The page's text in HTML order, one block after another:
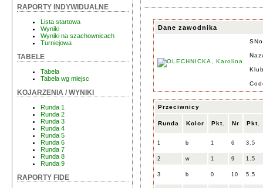
RAPORTY INDYWIDUALNE
Lista startowa
Wyniki
Wyniki na szachownicach
Turniejowa
TABELE
Tabela
Tabela wg miejsc
KOJARZENIA / WYNIKI
Runda 1
Runda 2
Runda 3
Runda 4
Runda 5
Runda 6
Runda 7
Runda 8
Runda 9
RAPORTY FIDE
Dane zawodnika
SNo
Przeciwnicy
Runda Kolor Pkt. Nr Pkt.
1 b 1 6 3.5
2 w 1 9 1.5
3 b 0 10 5.5